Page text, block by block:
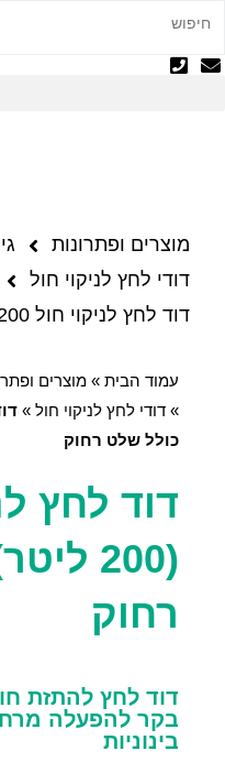
מוצרים ופתרונות
דודי לחץ לניקוי חול
דוד לחץ לניקוי חול 200 ליטר כולל שלט רחוק
עמוד הבית »מוצרים
»דודי לחץ לניקוי חול »
כולל שלט רחוק
דוד לחץ
(200
רחוק
בקר להפעלה
בינוניות